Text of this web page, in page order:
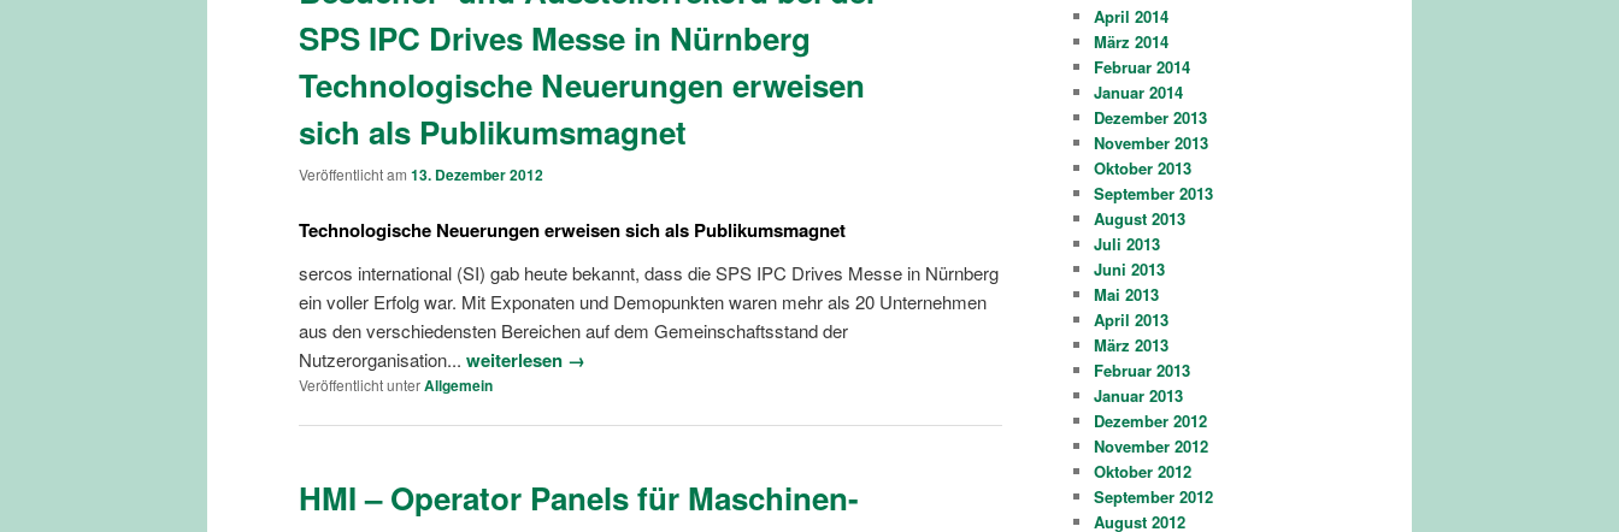
SPS IPC Drives Messe in Nürnberg
Technologische Neuerungen erweisen
sich als Publikumsmagnet
Veröffentlicht am 13. Dezember 2012
Technologische Neuerungen erweisen sich als Publikumsmagnet
sercos international (SI) gab heute bekannt, dass die SPS IPC Drives Messe in Nürnberg
ein voller Erfolg war. Mit Exponaten und Demopunkten waren mehr als 20 Unternehmen
aus den verschiedensten Bereichen auf dem Gemeinschaftsstand der
Nutzerorganisation... weiterlesen →
Veröffentlicht unterAllgemein
HMI – Operator Panels für Maschinen-
April 2014
März 2014
Februar 2014
Januar 2014
Dezember 2013
November 2013
Oktober 2013
September 2013
August 2013
Juli 2013
Juni 2013
Mai 2013
April 2013
März 2013
Februar 2013
Januar 2013
Dezember 2012
November 2012
Oktober 2012
September 2012
August 2012